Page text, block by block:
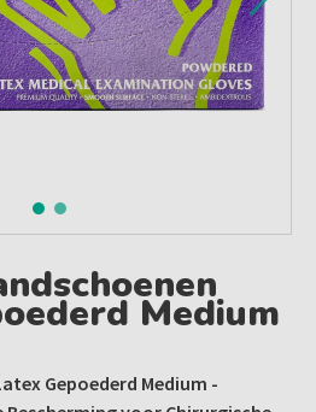
Medium
Gepoederd Medium -